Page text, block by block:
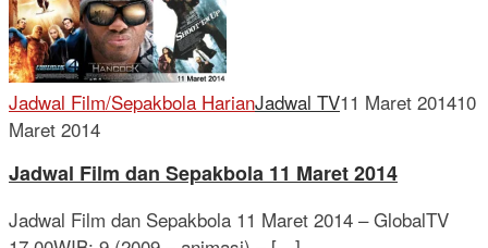
Jadwal Film/Sepakbola HarianJadwal TV11 Maret 201410
Maret 2014
Jadwal Film dan Sepakbola 11 Maret 2014
Jadwal Film dan Sepakbola 11 Maret 2014 – GlobalTV